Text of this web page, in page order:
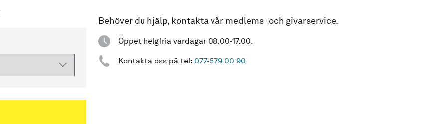
Behöver du hjälp, kontakta vår medlems- och givarservice.
Öppet helgfria vardagar 08.00-17.00.
Kontakta oss på tel: 077-579 00 90